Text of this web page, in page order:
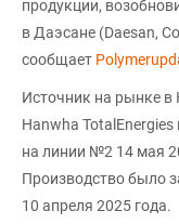
продукции,
в Даэсане (Daesan,
сообщает
Источник на рынке
Hanwha TotalEnergies
на линии №2 14 мая
Производство было
10 апреля 2025 года.